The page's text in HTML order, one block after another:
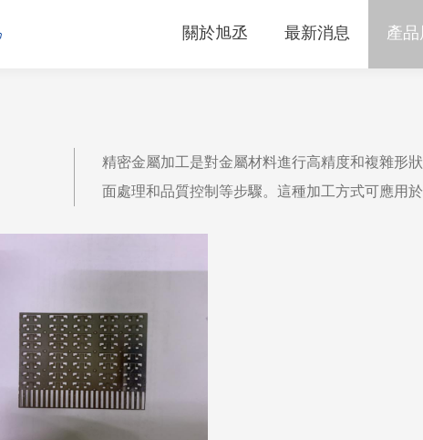
關於旭丞 最新消息 產品
精密金屬加工是對金屬材料進行高精度和複雜形
面處理和品質控制等步驟。這種加工方式可應用